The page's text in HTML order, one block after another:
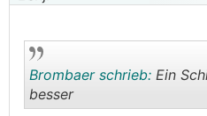
Brombaer schrieb: Ein
besser